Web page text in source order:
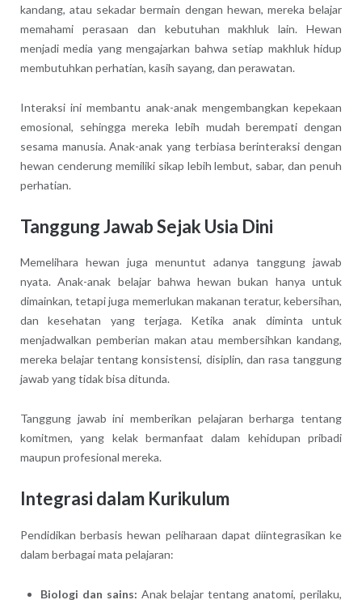
kandang, atau sekadar bermain dengan hewan, mereka belajar
memahami perasaan dan kebutuhan makhluk lain. Hewan
menjadi media yang mengajarkan bahwa setiap makhluk hidup
membutuhkan perhatian, kasih sayang, dan perawatan.
Interaksi ini membantu anak-anak mengembangkan kepekaan
emosional, sehingga mereka lebih mudah berempati dengan
sesama manusia. Anak-anak yang terbiasa berinteraksi dengan
hewan cenderung memiliki sikap lebih lembut, sabar, dan penuh
perhatian.
Tanggung Jawab Sejak Usia Dini
Memelihara hewan juga menuntut adanya tanggung jawab
nyata. Anak-anak belajar bahwa hewan bukan hanya untuk
dimainkan, tetapi juga memerlukan makanan teratur, kebersihan,
dan kesehatan yang terjaga. Ketika anak diminta untuk
menjadwalkan pemberian makan atau membersihkan kandang,
mereka belajar tentang konsistensi, disiplin, dan rasa tanggung
jawab yang tidak bisa ditunda.
Tanggung jawab ini memberikan pelajaran berharga tentang
komitmen, yang kelak bermanfaat dalam kehidupan pribadi
maupun profesional mereka.
Integrasi dalam Kurikulum
Pendidikan berbasis hewan peliharaan dapat diintegrasikan ke
dalam berbagai mata pelajaran:
Biologi dan sains: Anak belajar tentang anatomi, perilaku,